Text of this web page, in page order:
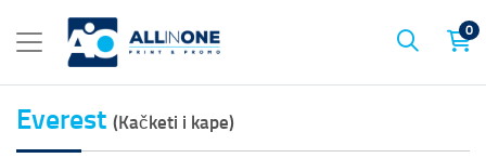
0
Everest (Kačketi i kape)